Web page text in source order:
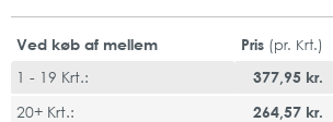
20,3 cmx 24 cm
Mængde: 150 stk pr pakke
Antal: 25 pakker pr karton
Ved køb af mellem Pris (pr. Krt.)
1 - 19 Krt.:
377,95 kr.
20+ Krt.:
264,57 kr.